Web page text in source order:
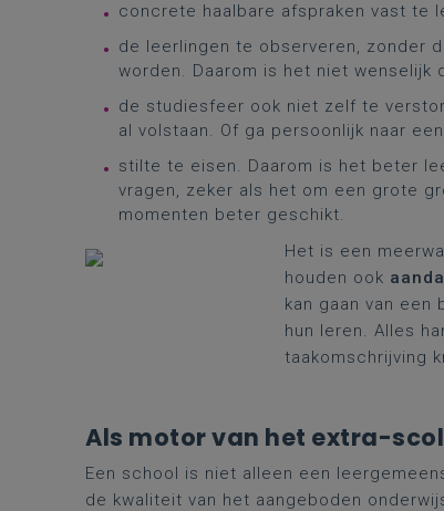
concrete haalbare afspraken vast te
de leerlingen te observeren, zonder
worden. Daarom is het niet wenselijk
de studiesfeer ook niet zelf te
al volstaan. Of ga persoonlijk naar
stilte te eisen. Daarom is het beter
vragen, zeker als het om een grote
momenten beter geschikt.
Het is een
houden ook
kan gaan van
hun leren. Alles
taakomschrijving
Als motor van het extra-
Een school is niet alleen een
de kwaliteit van het aangeboden